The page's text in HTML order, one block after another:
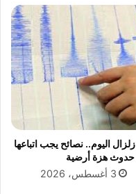
اليوم.. نصائح يجب اتباعها
حدوث هزة أرضية
3 أغسطس، 2026